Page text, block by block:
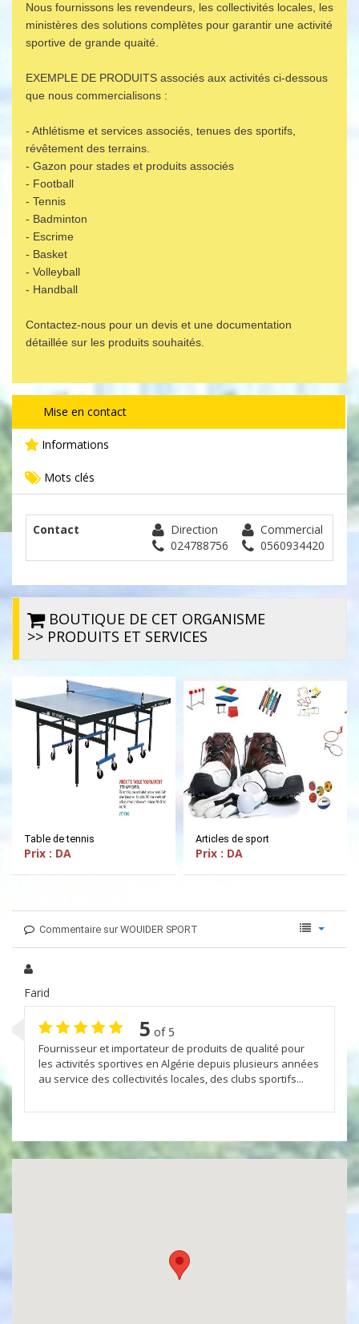
Nous fournissons les revendeurs, les collectivités locales, les
ministères des solutions complètes pour garantir une activité
sportive de grande quaité.
EXEMPLE DE PRODUITS associés aux activités ci-dessous
que nous commercialisons :
- Athlétisme et services associés, tenues des sportifs,
révêtement des terrains.
- Gazon pour stades et produits associés
- Football
- Tennis
- Badminton
- Escrime
- Basket
- Volleyball
- Handball
Contactez-nous pour un devis et une documentation
détaillée sur les produits souhaités.
Mise en contact
Informations
Mots clés
Contact
Direction
024788756
Commercial
0560934420
BOUTIQUE DE CET ORGANISME
>> PRODUITS ET SERVICES
Table de tennis
Prix : DA
Articles de sport
Prix : DA
Commentaire sur WOUIDER SPORT
Farid
5 of 5
Fournisseur et importateur de produits de qualité pour
les activités sportives en Algérie depuis plusieurs années
au service des collectivités locales, des clubs sportifs...